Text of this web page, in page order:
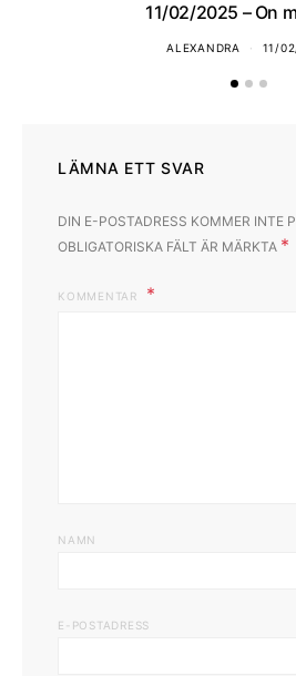
11/02/2025 – On
ALEXANDRA 11/
LÄMNA ETT SVAR
DIN E-POSTADRESS KOMMER INTE
OBLIGATORISKA FÄLT ÄR MÄRKTA *
KOMMENTAR
NAMN
E-POSTADRESS